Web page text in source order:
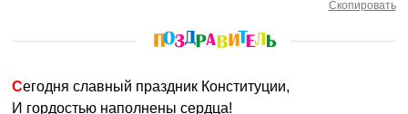
Скопировать
Сегодня славный праздник Конституции,
И гордостью наполнены сердца!